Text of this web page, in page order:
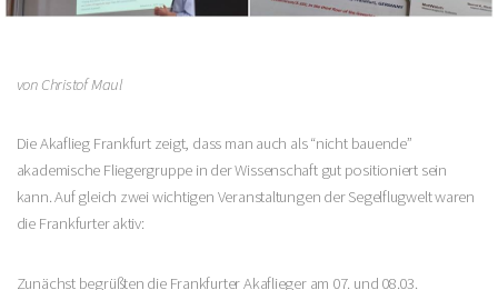
von Christof Maul
Die Akaflieg Frankfurt zeigt, dass man auch als “nicht bauende”
akademische Fliegergruppe in der Wissenschaft gut positioniert sein
kann. Auf gleich zwei wichtigen Veranstaltungen der Segelflugwelt waren
die Frankfurter aktiv:
Zunächst begrüßten die Frankfurter Akaflieger am 07. und 08.03.